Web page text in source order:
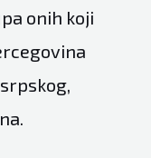
onih koji